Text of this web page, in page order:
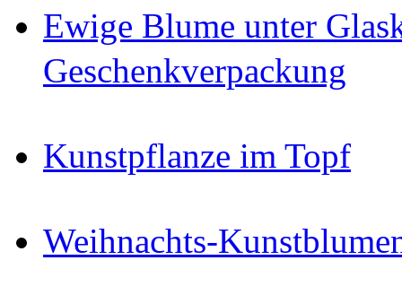
Ewige Blume unter
Geschenkverpackung
Kunstpflanze im Topf
Weihnachts-